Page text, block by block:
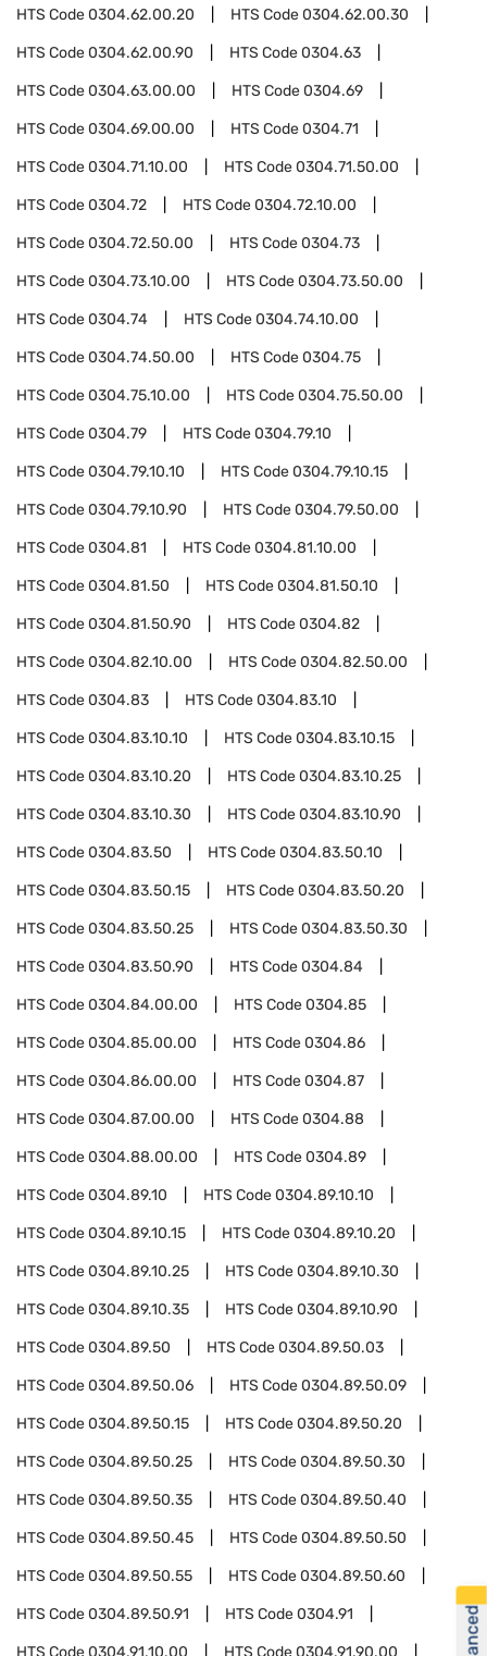
HTS Code0304.62.00.20 HTS Code0304.62.00.30
HTS Code0304.62.00.90 HTS Code0304.63
HTS Code0304.63.00.00 HTS Code0304.69
HTS Code0304.69.00.00 HTS Code0304.71
HTS Code0304.71.10.00 HTS Code0304.71.50.00
HTS Code0304.72 HTS Code0304.72.10.00
HTS Code0304.72.50.00 HTS Code0304.73
HTS Code0304.73.10.00 HTS Code0304.73.50.00
HTS Code0304.74 HTS Code0304.74.10.00
HTS Code0304.74.50.00 HTS Code0304.75
HTS Code0304.75.10.00 HTS Code0304.75.50.00
HTS Code0304.79 HTS Code0304.79.10
HTS Code0304.79.10.10 HTS Code0304.79.10.15
HTS Code0304.79.10.90 HTS Code0304.79.50.00
HTS Code0304.81 HTS Code0304.81.10.00
HTS Code0304.81.50 HTS Code0304.81.50.10
HTS Code0304.81.50.90 HTS Code0304.82
HTS Code0304.82.10.00 HTS Code0304.82.50.00
HTS Code0304.83 HTS Code0304.83.10
HTS Code0304.83.10.10 HTS Code0304.83.10.15
HTS Code0304.83.10.20 HTS Code0304.83.10.25
HTS Code0304.83.10.30 HTS Code0304.83.10.90
HTS Code0304.83.50 HTS Code0304.83.50.10
HTS Code0304.83.50.15 HTS Code0304.83.50.20
HTS Code0304.83.50.25 HTS Code0304.83.50.30
HTS Code0304.83.50.90 HTS Code0304.84
HTS Code0304.84.00.00 HTS Code0304.85
HTS Code0304.85.00.00 HTS Code0304.86
HTS Code0304.86.00.00 HTS Code0304.87
HTS Code0304.87.00.00 HTS Code0304.88
HTS Code0304.88.00.00 HTS Code0304.89
HTS Code0304.89.10 HTS Code0304.89.10.10
HTS Code0304.89.10.15 HTS Code0304.89.10.20
HTS Code0304.89.10.25 HTS Code0304.89.10.30
HTS Code0304.89.10.35 HTS Code0304.89.10.90
HTS Code0304.89.50 HTS Code0304.89.50.03
HTS Code0304.89.50.06 HTS Code0304.89.50.09
HTS Code0304.89.50.15 HTS Code0304.89.50.20
HTS Code0304.89.50.25 HTS Code0304.89.50.30
HTS Code0304.89.50.35 HTS Code0304.89.50.40
HTS Code0304.89.50.45 HTS Code0304.89.50.50
HTS Code0304.89.50.55 HTS Code0304.89.50.60
HTS Code0304.89.50.91 HTS Code0304.91
HTS Code0304.91.10.00 HTS Code0304.91.90.00